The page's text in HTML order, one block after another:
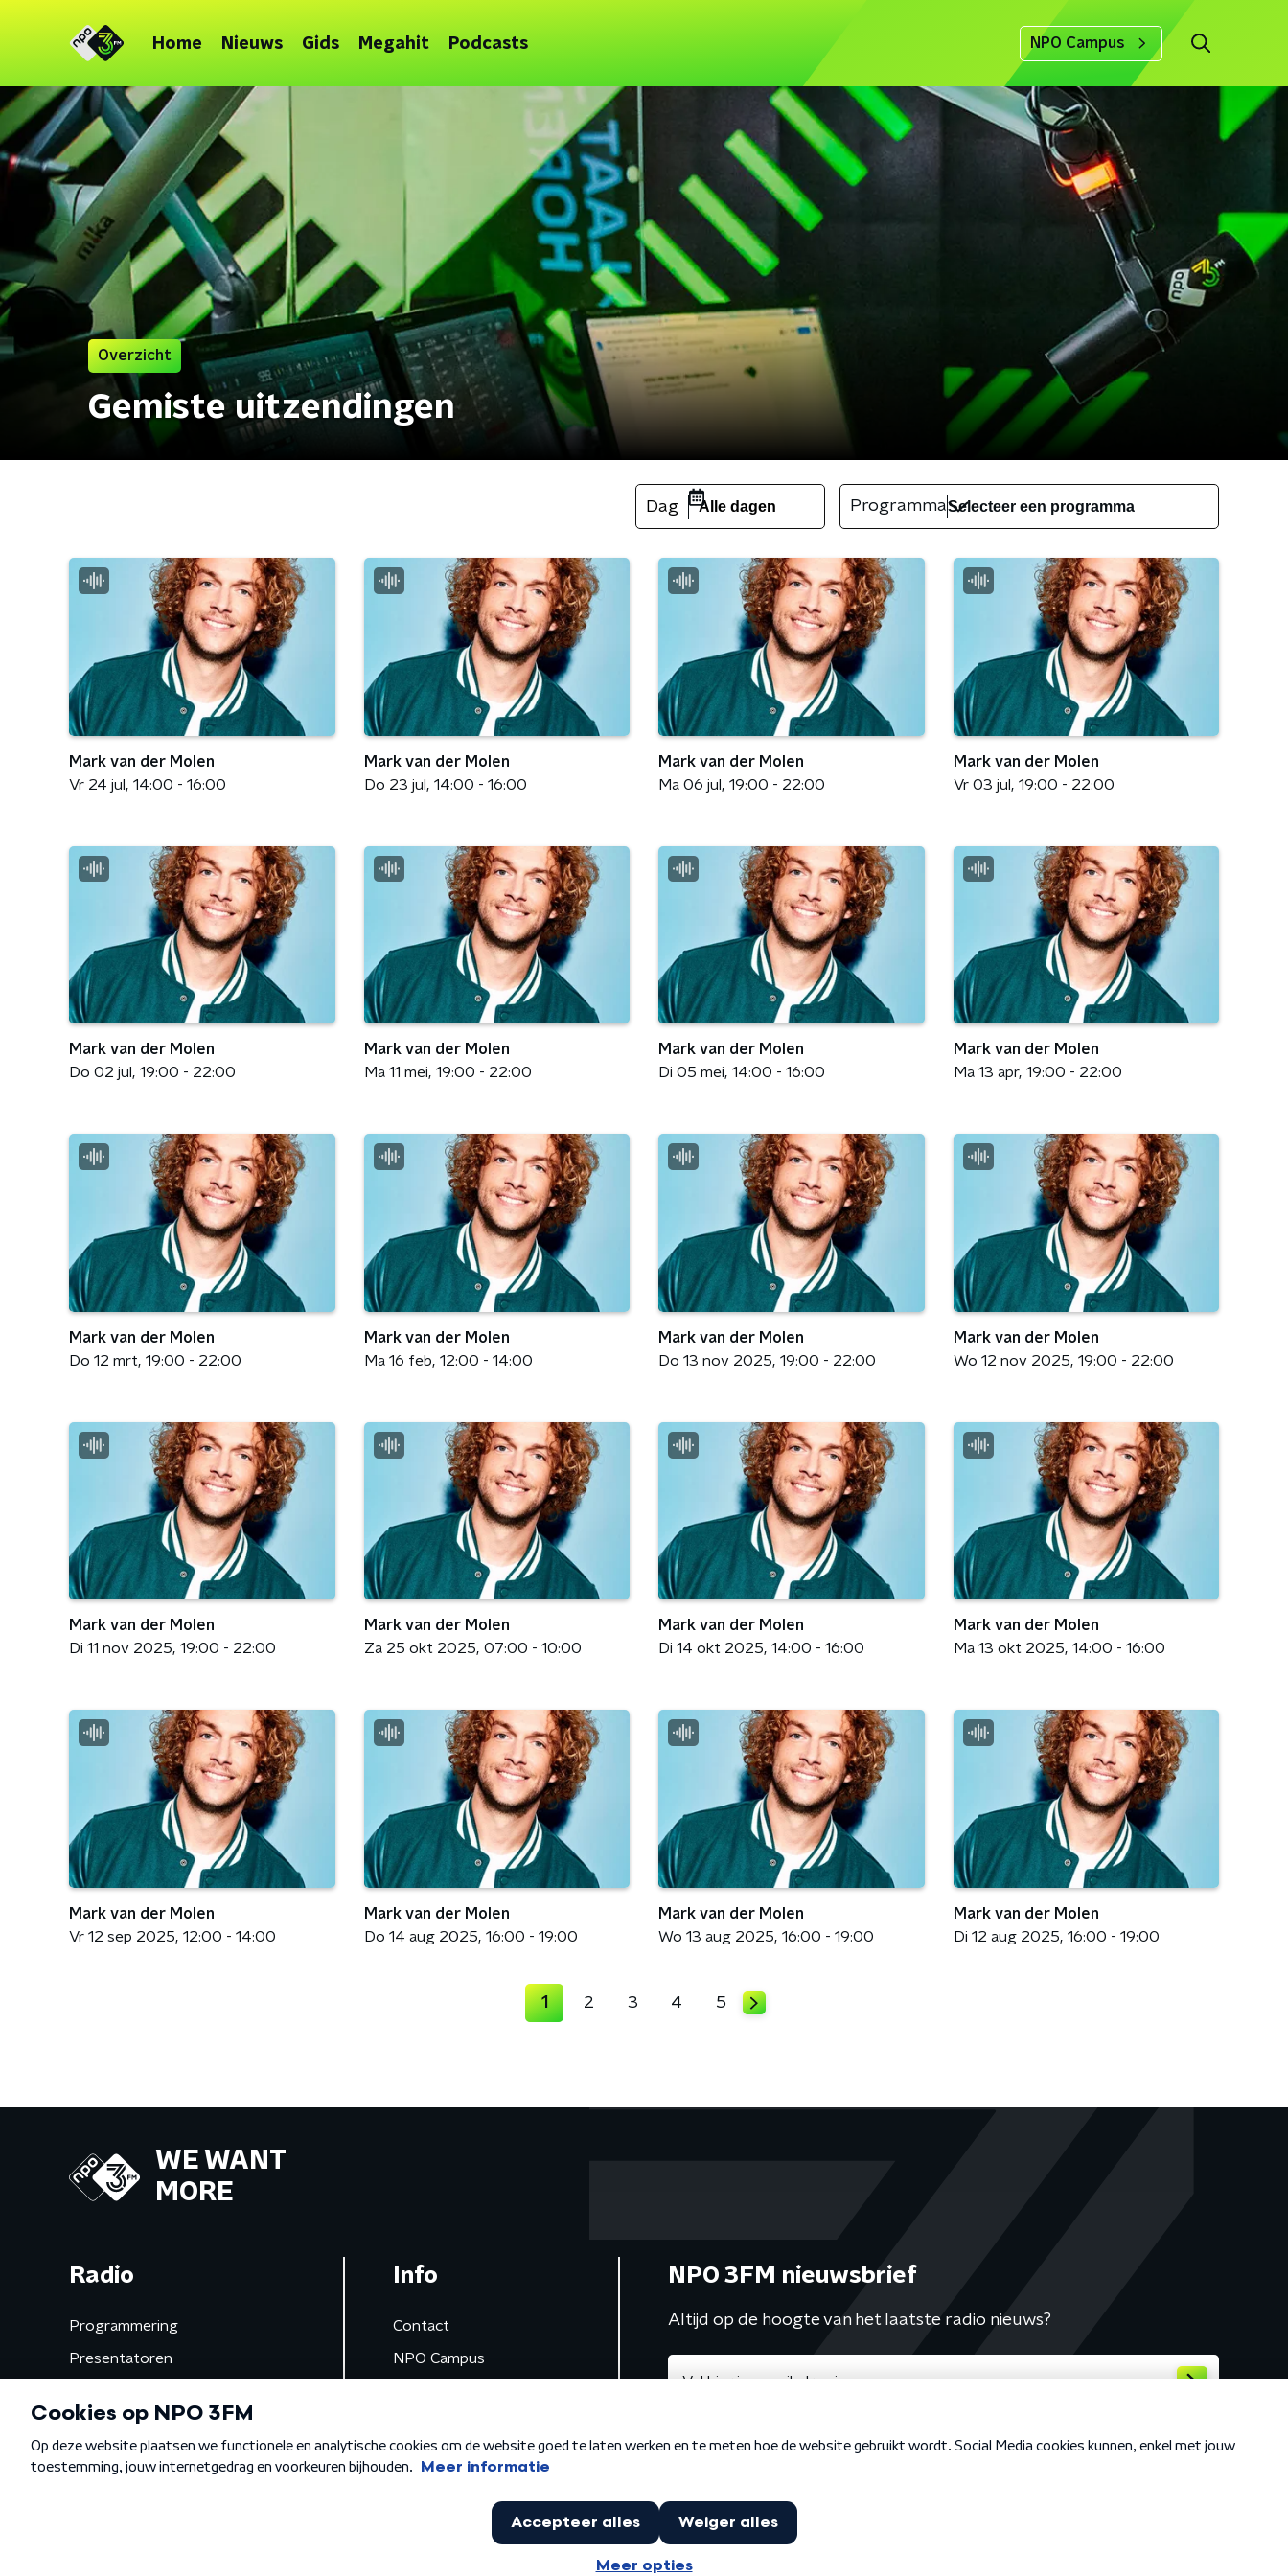
Home Nieuws Gids Megahit Podcasts NPO Campus
Overzicht
Gemiste uitzendingen
Dag Alle dagen Programma
Mark van der Molen
Vr 24 jul 14:00 - 16:00
Mark van der Molen
Do 23 jul 14:00 - 16:00
Mark van der Molen
Ma 06 jul 19:00 - 22:00
Mark van der Molen
Vr 03 jul 19:00 - 22:00
Mark van der Molen
Do 02 jul
19:00 - 22:00
Mark van der Molen
Ma 11 mei 19:00 - 22:00
Mark van der Molen
Di 05 mei 14:00 - 16:00
Mark van der Molen
Ma 13 apr 19:00 - 22:00
Mark van der Molen
Do 12 mrt 19:00 - 22:00
Mark van der Molen
Ma 16 feb 12:00 - 14:00
Mark van der Molen
Do 13 nov 2025 19:00 - 22:00
Mark van der Molen
Wo 12 nov 2025 19:00 - 22:00
Mark van der Molen
Di 11 nov 2025 19:00 - 22:00
Mark van der Molen
Za 25 okt 2025 07:00 - 10:00
Mark van der Molen
Di 14 okt 2025 14:00 - 16:00
Mark van der Molen
Ma 13 okt 2025 14:00 - 16:00
Mark van der Molen
Vr 12 sep 2025 12:00 - 14:00
Mark van der Molen
Do 14 aug 2025 16:00 - 19:00
Mark van der Molen
Wo 13 aug 2025 16:00 - 19:00
Mark van der Molen
Di 12 aug 2025 16:00 - 19:00
1 2 3 4 5
WE WANT
MORE
Radio
Programmering
Presentatoren
Gemist
Info
Contact
NPO Campus
NPO 3FM nieuwsbrief
Altijd op de hoogte van het laatste radio nieuws?
Algemene voorwaarden Privacybeleid